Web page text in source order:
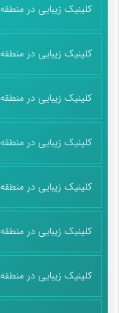
کلینیک زیبایی در منطقه 2
کلینیک زیبایی در منطقه 3
کلینیک زیبایی در منطقه 4
کلینیک زیبایی در منطقه 5
کلینیک زیبایی در منطقه 6
کلینیک زیبایی در منطقه 7
کلینیک زیبایی در منطقه 8